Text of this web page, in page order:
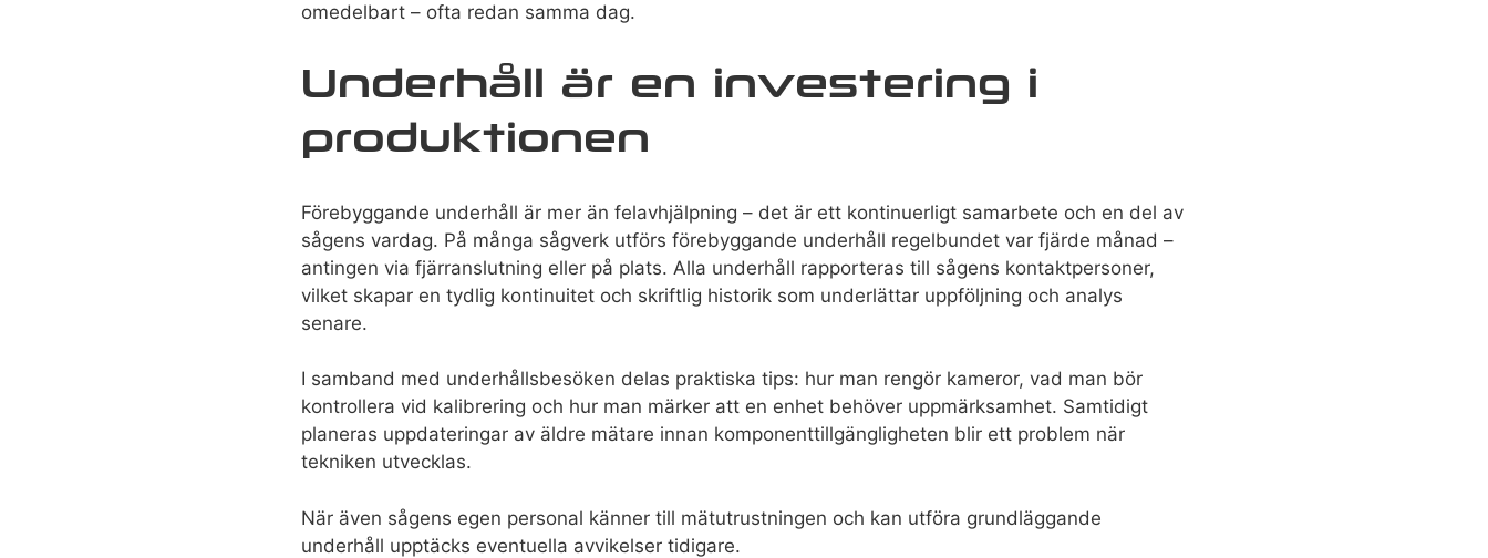
omedelbart – ofta redan samma dag.
Underhåll är en investering i
produktionen
Förebyggande underhåll är mer än felavhjälpning – det är ett kontinuerligt samarbete och en del av
sågens vardag. På många sågverk utförs förebyggande underhåll regelbundet var fjärde månad –
antingen via fjärranslutning eller på plats. Alla underhåll rapporteras till sågens kontaktpersoner,
vilket skapar en tydlig kontinuitet och skriftlig historik som underlättar uppföljning och analys
senare.
I samband med underhållsbesöken delas praktiska tips: hur man rengör kameror, vad man bör
kontrollera vid kalibrering och hur man märker att en enhet behöver uppmärksamhet. Samtidigt
planeras uppdateringar av äldre mätare innan komponenttillgängligheten blir ett problem när
tekniken utvecklas.
När även sågens egen personal känner till mätutrustningen och kan utföra grundläggande
underhåll upptäcks eventuella avvikelser tidigare.